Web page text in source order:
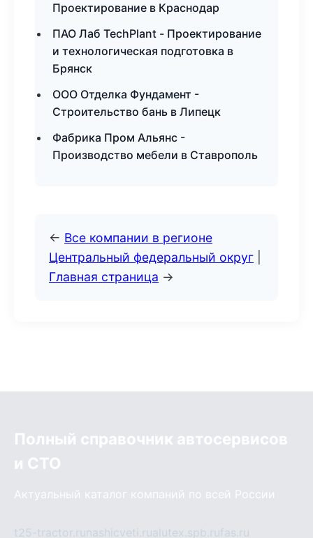
Проектирование в Краснодар
ПАО Лаб TechPlant - Проектирование
и технологическая подготовка в
Брянск
ООО Отделка Фундамент -
Строительство бань в Липецк
Фабрика Пром Альянс -
Производство мебели в Ставрополь
← Все компании в регионе
Центральный федеральный округ
Главная страница →
Полный справочник автосервисов
и СТО
Актуальный каталог компаний по всей России
t25-tractor.ru nashicveti.rualutex.spb.rufas.ru